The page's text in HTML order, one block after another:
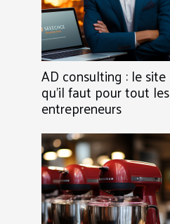
AD consulting : le site
qu’il faut pour tout les
entrepreneurs